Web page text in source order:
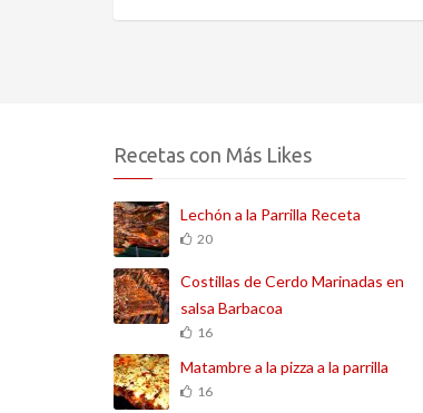
Recetas con Más Likes
Lechón a la Parrilla Receta
20
Costillas de Cerdo Marinadas en
salsa Barbacoa
16
Matambre a la pizza a la parrilla
16